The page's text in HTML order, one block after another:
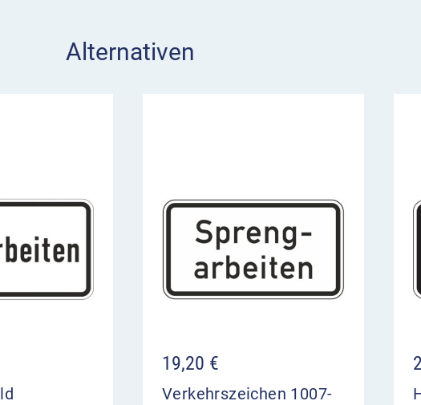
Alternativen
19,20 €
Verkehrszeichen 1007-